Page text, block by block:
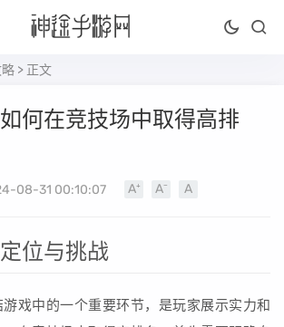
> 正文
何在竞技场中取得高排
08-31 00:10:07
位与挑战
戏中的一个重要环节，是玩家展示实力和